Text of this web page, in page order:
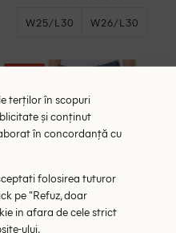
W25/L30 W26/L30
terților în scopuri
și conținut
în concordanță cu
folosirea tuturor
pe "Refuz, doar
in afara de cele strict
ului.